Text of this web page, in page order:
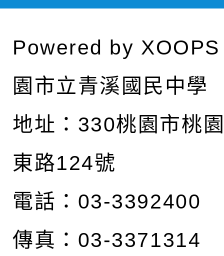
Powered by XOOPS
園市立青溪國民中學
地址： 330桃園市桃
東路124號
電話：03-3392400
傳真：03-3371314